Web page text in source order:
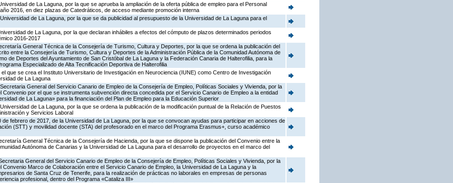
de La Laguna, por la que se aprueba la ampliación de la oferta pública de empleo para el Personal
2016, en diez plazas de Catedráticos, de acceso mediante promoción interna
de La Laguna, por la que se da publicidad al presupuesto de la Universidad de La Laguna para el
de La Laguna, por la que declaran inhábiles a efectos del cómputo de plazos determinados periodos
2016-2017
General Técnica de la Consejería de Turismo, Cultura y Deportes, por la que se ordena la publicación del
entre la Consejería de Turismo, Cultura y Deportes de la Administración Pública de la Comunidad Autónoma de
de Deportes del Ayuntamiento de San Cristóbal de La Laguna y la Federación Canaria de Halterofilia, para la
Especializado de Alta Tecnificación Deportiva de Halterofilia
que se crea el Instituto Universitario de Investigación en Neurociencia (IUNE) como Centro de Investigación
de La Laguna
General del Servicio Canario de Empleo de la Consejería de Empleo, Políticas Sociales y Vivienda, por la
Convenio por el que se instrumenta subvención directa concedida por el Servicio Canario de Empleo a la entidad
de La Laguna» para la financiación del Plan de Empleo para la Educación Superior
de La Laguna, por la que se ordena la publicación de la modificación puntual de la Relación de Puestos
y Servicios Laboral
de febrero de 2017, de la Universidad de La Laguna, por la que se convocan ayudas para participar en acciones de
(STT) y movilidad docente (STA) del profesorado en el marco del Programa Erasmus+, curso académico
General Técnica de la Consejería de Hacienda, por la que se dispone la publicación del Convenio entre la
Autónoma de Canarias y la Universidad de La Laguna para el desarrollo de proyectos en el marco del
General del Servicio Canario de Empleo de la Consejería de Empleo, Políticas Sociales y Vivienda, por la
Convenio Marco de Colaboración entre el Servicio Canario de Empleo, la Universidad de La Laguna y la
de Santa Cruz de Tenerife, para la realización de prácticas no laborales en empresas de personas
profesional, dentro del Programa «Cataliza III»